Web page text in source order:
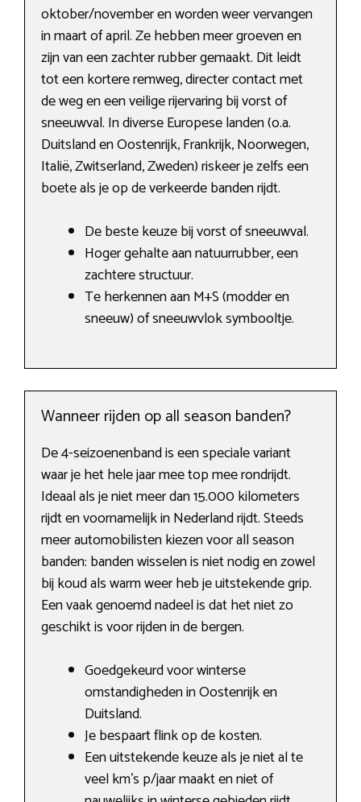
oktober/november en worden weer vervangen
in maart of april. Ze hebben meer groeven en
zijn van een zachter rubber gemaakt. Dit leidt
tot een kortere remweg, directer contact met
de weg en een veilige rijervaring bij vorst of
sneeuwval. In diverse Europese landen (o.a.
Duitsland en Oostenrijk, Frankrijk, Noorwegen,
Italië, Zwitserland, Zweden) riskeer je zelfs een
boete als je op de verkeerde banden rijdt.
De beste keuze bij vorst of sneeuwval.
Hoger gehalte aan natuurrubber, een
zachtere structuur.
Te herkennen aan M+S (modder en
sneeuw) of sneeuwvlok symbooltje.
Wanneer rijden op all season banden?
De 4-seizoenenband is een speciale variant
waar je het hele jaar mee top mee rondrijdt.
Ideaal als je niet meer dan 15.000 kilometers
rijdt en voornamelijk in Nederland rijdt. Steeds
meer automobilisten kiezen voor all season
banden: banden wisselen is niet nodig en zowel
bij koud als warm weer heb je uitstekende grip.
Een vaak genoemd nadeel is dat het niet zo
geschikt is voor rijden in de bergen.
Goedgekeurd voor winterse
omstandigheden in Oostenrijk en
Duitsland.
Je bespaart flink op de kosten.
Een uitstekende keuze als je niet al te
veel km’s p/jaar maakt en niet of